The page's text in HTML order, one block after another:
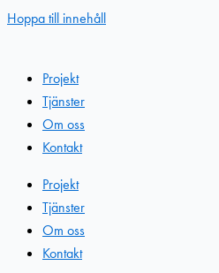
Hoppa till innehåll
Projekt
Tjänster
Om oss
Kontakt
Projekt
Tjänster
Om oss
Kontakt